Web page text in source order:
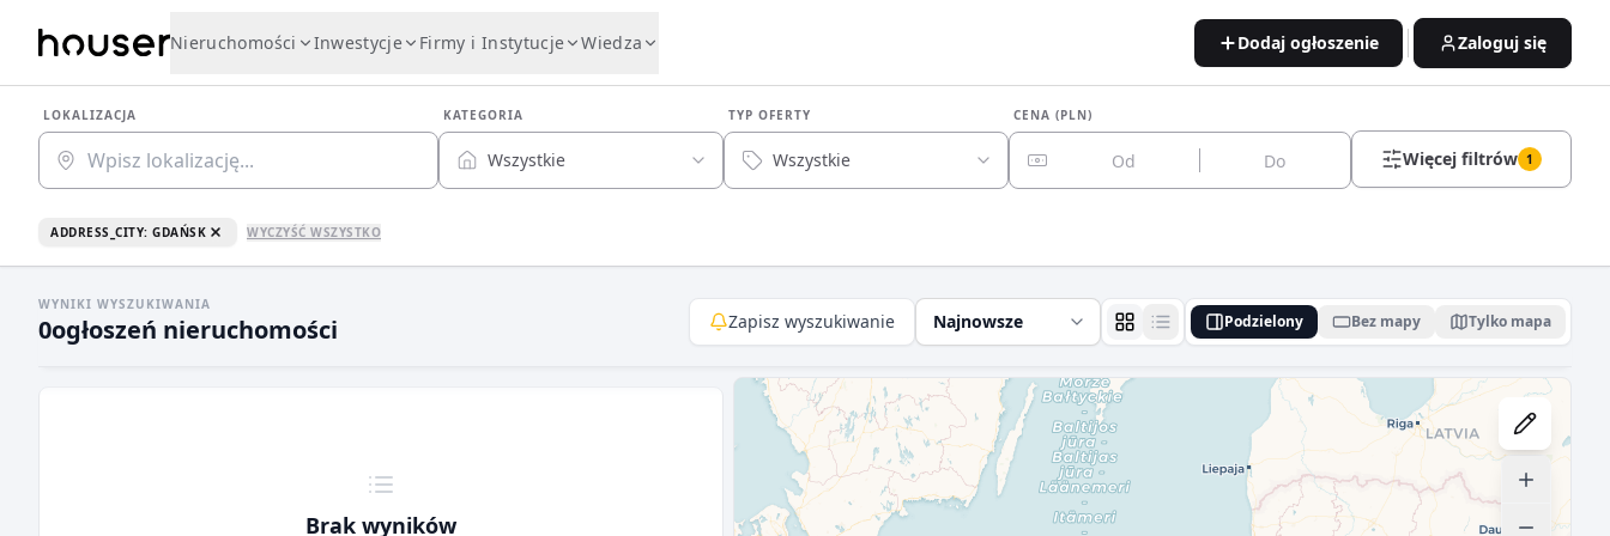
Nieruchomości Inwestycje Firmy i Instytucje Wiedza Dodaj ogłoszenie Zaloguj się
LOKALIZACJA KATEGORIA
Wszystkie
TYP OFERTY
Wszystkie
CENA (PLN)
Więcej filtrów 1
ADDRESS_CITY: GDAŃSK WYCZYŚĆ WSZYSTKO
WYNIKI WYSZUKIWANIA
0ogłoszeń nieruchomości Zapisz wyszukiwanie Najnowsze Podzielony Bez mapy Tylko mapa
Brak wyników